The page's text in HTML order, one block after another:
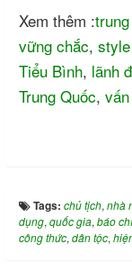
Xem thêm :
vững chắc,
Tiểu Bình, lãnh
Trung Quốc,
Tags: chủ tịch, nhà
dụng, quốc gia, báo chí
công thức, dân tộc,